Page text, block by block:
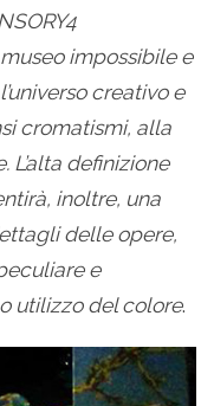
impossibile e
creativo e
cromatismi, alla
L’alta definizione
inoltre, una
delle opere,
e
utilizzo del colore.